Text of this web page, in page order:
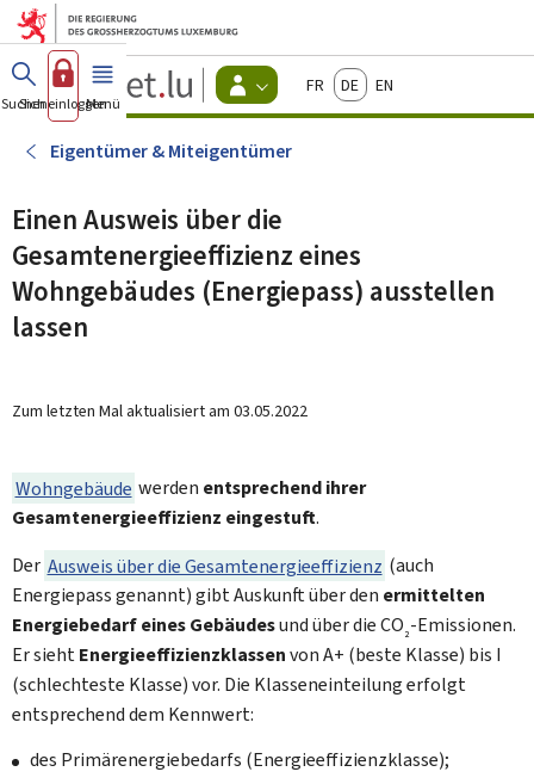
Zum Hauptmenü
Zum Inhalt
Guichet.lu
Changer
d'espace
-
Menu
actif
FrançaisDeutschEnglish
Suchen
Sich einloggen
Menü Haupt-
Eigentümer & Miteigentümer
Einen Ausweis über die
Gesamtenergieeffizienz eines
Wohngebäudes (Energiepass) ausstellen
lassen
Zum letzten Mal aktualisiert am 03.05.2022
Wohngebäude werden entsprechend ihrer
Gesamtenergieeffizienz eingestuft.
Der Ausweis über die Gesamtenergieeffizienz (auch
Energiepass genannt) gibt Auskunft über den ermittelten
Energiebedarf eines Gebäudesund über die CO2-Emissionen.
Er siehtEnergieeffizienzklassenvon A+ (beste Klasse) bis I
(schlechteste Klasse) vor. Die Klasseneinteilung erfolgt
entsprechend dem Kennwert:
des Primärenergiebedarfs (Energieeffizienzklasse);